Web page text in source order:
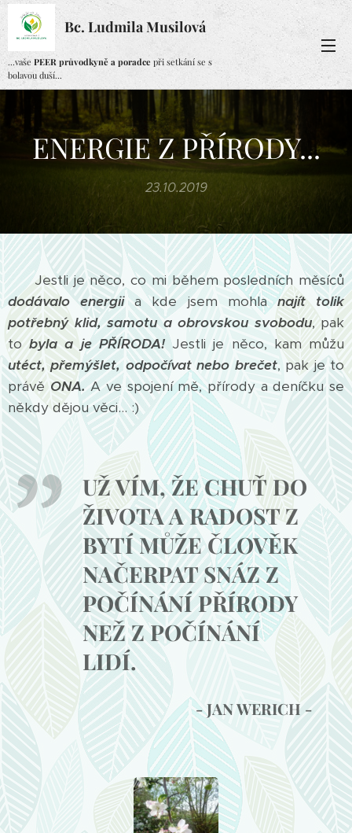
Bc. Ludmila Musilová
...vaše PEER průvodkyně a poradce při setkání se s
bolavou duší...
ENERGIE Z PŘÍRODY...
23.10.2019
Jestli je něco, co mi během posledních měsíců
dodávalo energiia kde jsem mohlanajít tolik
potřebný klid, samotu a obrovskou svobodu, pak
tobyla a je PŘÍRODA!Jestli je něco, kam můžu
utéct, přemýšlet, odpočívat nebo brečet, pak je to
právěONA.A ve spojení mě, přírody a deníčku se
někdy dějou věci... :)
UŽ VÍM, ŽE CHUŤ DO
ŽIVOTA A RADOST Z
BYTÍ MŮŽE ČLOVĚK
NAČERPAT SNÁZ Z
POČÍNÁNÍ PŘÍRODY
NEŽ Z POČÍNÁNÍ
LIDÍ.
- JAN WERICH -